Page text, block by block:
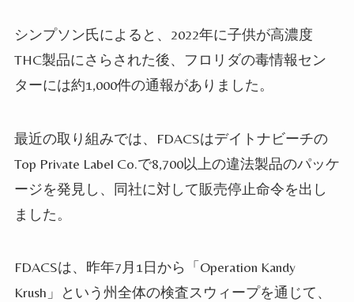
シンプソン氏によると、 2022年に子供が高濃度
THC製品にさらされた後、フロリダの毒情報セン
ターには約1,000件の通報がありました。
最近の取り組みでは、 FDACSはデイトナビーチの
Top Private Label Co.で8,700以上の違法製品のパッケ
ージを発見し、同社に対して販売停止命令を出し
ました。
FDACSは、昨年7月 1日から「 Operation Kandy
Krush 」という州全体の検査スウィープを通じて、